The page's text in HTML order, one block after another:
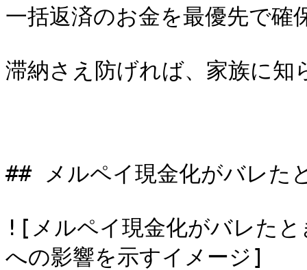
一括返済のお金を最優先で確
滞納さえ防げれば、家族に
## メルペイ現金化がバレた
![メルペイ現金化がバレたと
への影響を示すイメージ]